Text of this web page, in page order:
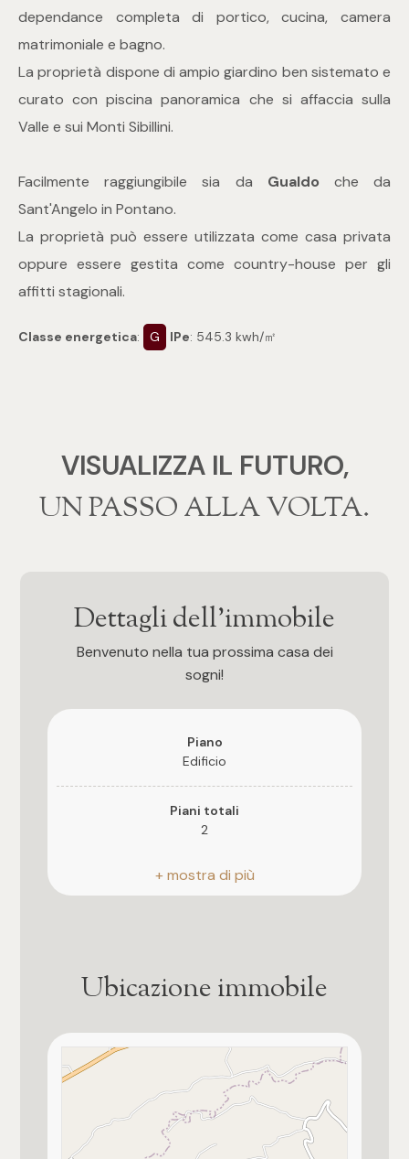
dependance completa di portico, cucina, camera
matrimoniale e bagno.
La proprietà dispone di ampio giardino ben sistemato e
curato con piscina panoramica che si affaccia sulla
Valle e sui Monti Sibillini.
Facilmente raggiungibile sia da Gualdo che da
Sant'Angelo in Pontano.
La proprietà può essere utilizzata come casa privata
oppure essere gestita come country-house per gli
affitti stagionali.
Classe energetica: G IPe: 545.3 kwh/㎡
VISUALIZZA IL FUTURO,
‍‍UN PASSO ALLA VOLTA.
Dettagli dell'immobile
Benvenuto nella tua prossima casa dei
sogni!
Piano
Edificio
Piani totali
2
Riscaldamento
Autonomo
sud
Giardino
Privato
Cucina
Ubicazione immobile
Locali
1
2
Camere